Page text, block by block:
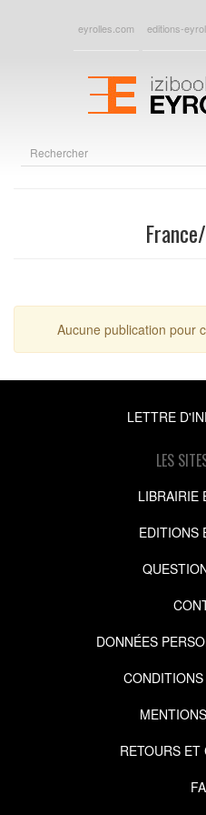
eyrolles.com editions-
Aucune publication pour
LETTRE
LES
LIBRAIRIE
EDITIONS
DONNÉES
RETOURS ET